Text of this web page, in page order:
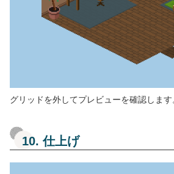
グリッドを外してプレビューを確認します
10. 仕上げ